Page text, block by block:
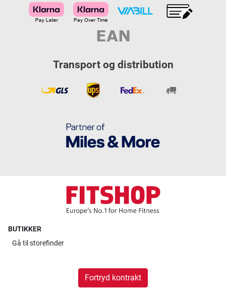
Transport og distribution
BUTIKKER
Gå til storefinder
Fortryd kontrakt